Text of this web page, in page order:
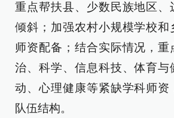
重点帮扶县、少数民族地区、
倾斜；加强农村小规模学校和
师资配备；结合实际情况，
治、科学、信息科技、体育与
动、心理健康等紧缺学科师资
队伍结构。